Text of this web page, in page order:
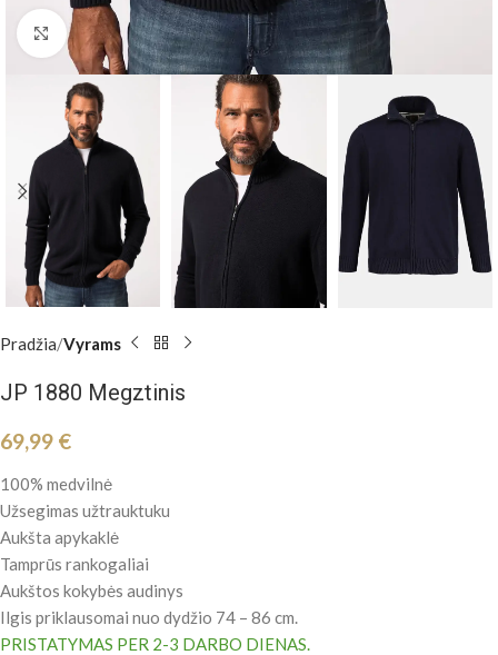
Padidinti
Pradžia Vyrams
JP 1880 Megztinis
69,99 €
100% medvilnė
Užsegimas užtrauktuku
Aukšta apykaklė
Tamprūs rankogaliai
Aukštos kokybės audinys
Ilgis priklausomai nuo dydžio 74 – 86 cm.
PRISTATYMAS PER 2-3 DARBO DIENAS.